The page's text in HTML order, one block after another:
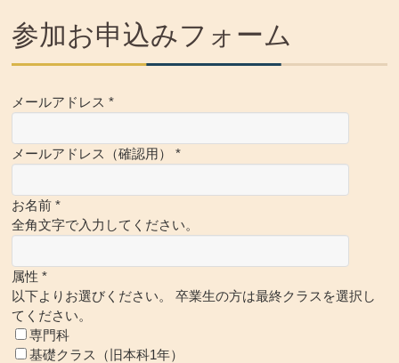
参加お申込みフォーム
メールアドレス *
メールアドレス（確認用） *
お名前 *
全角文字で入力してください。
属性 *
以下よりお選びください。 卒業生の方は最終クラスを選択し
てください。
専門科
基礎クラス（旧本科1年）